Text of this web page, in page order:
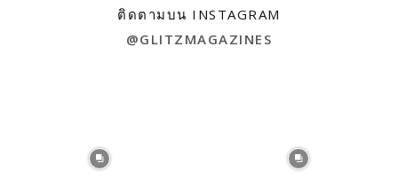
ติดตามบน INSTAGRAM
@GLITZMAGAZINES